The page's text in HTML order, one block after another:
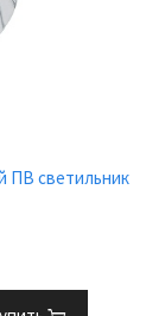
ПВ светильник